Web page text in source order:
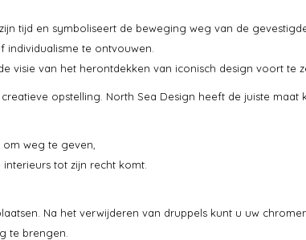
tijd en symboliseert de beweging weg van de
te ontvouwen.
visie van het herontdekken van iconisch design voort te
opstelling. North Sea Design heeft de juiste maat
weg te geven,
tot zijn recht komt.
Na het verwijderen van druppels kunt u uw
te brengen.